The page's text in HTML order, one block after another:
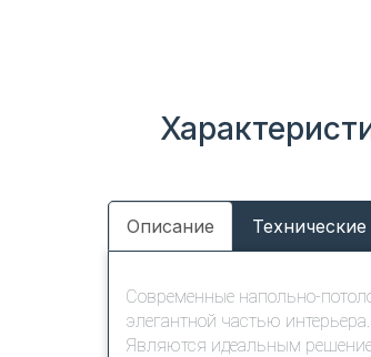
Описание
Современные напольно-
элегантной частью интерьера.
Являются идеальным